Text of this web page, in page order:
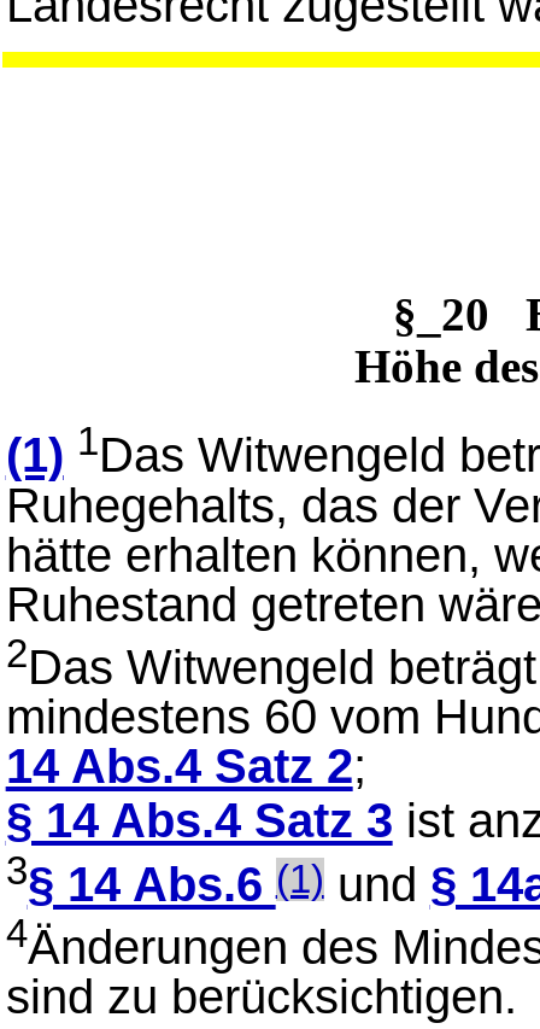
§_20
Höhe
(1) 1Das Witwengeld
Ruhegehalts, das der
hätte erhalten können,
Ruhestand getreten
2Das Witwengeld
mindestens 60 vom
14 Abs.4 Satz 2;
§ 14 Abs.4 Satz 3 ist
3§ 14 Abs.6(1)und §
4Änderungen des
sind zu berücksichtigen.